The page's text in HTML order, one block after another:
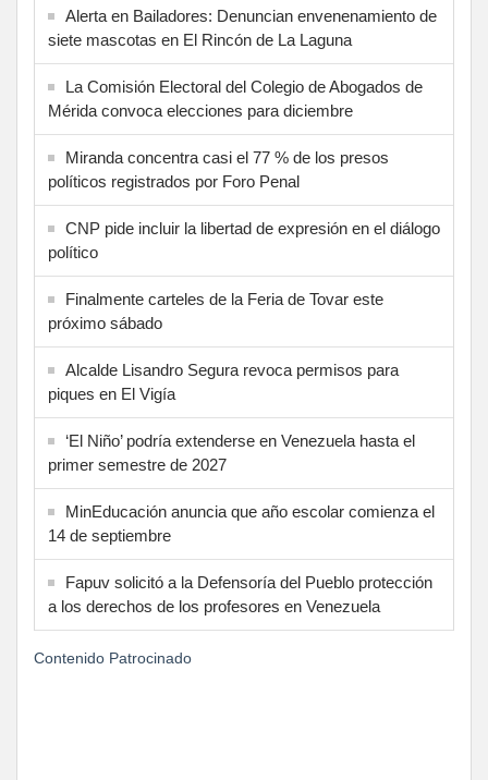
Alerta en Bailadores: Denuncian envenenamiento de
siete mascotas en El Rincón de La Laguna
La Comisión Electoral del Colegio de Abogados de
Mérida convoca elecciones para diciembre
Miranda concentra casi el 77 % de los presos
políticos registrados por Foro Penal
CNP pide incluir la libertad de expresión en el diálogo
político
Finalmente carteles de la Feria de Tovar este
próximo sábado
Alcalde Lisandro Segura revoca permisos para
piques en El Vigía
‘El Niño’ podría extenderse en Venezuela hasta el
primer semestre de 2027
MinEducación anuncia que año escolar comienza el
14 de septiembre
Fapuv solicitó a la Defensoría del Pueblo protección
a los derechos de los profesores en Venezuela
Contenido Patrocinado